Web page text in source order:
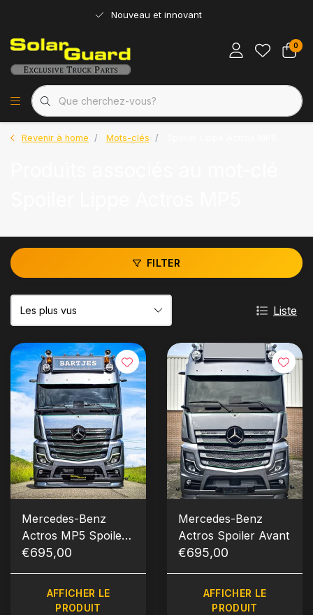
Nouveau et innovant
0
Revenir à home Mots-clés
FILTER
Liste
Mercedes-Benz
Actros MP5 Spoiler
avant
€695,00
AFFICHER LE
PRODUIT
Mercedes-Benz
Actros Spoiler Avant
€695,00
AFFICHER LE
PRODUIT